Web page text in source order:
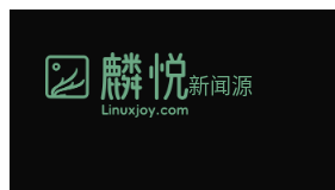
新闻源